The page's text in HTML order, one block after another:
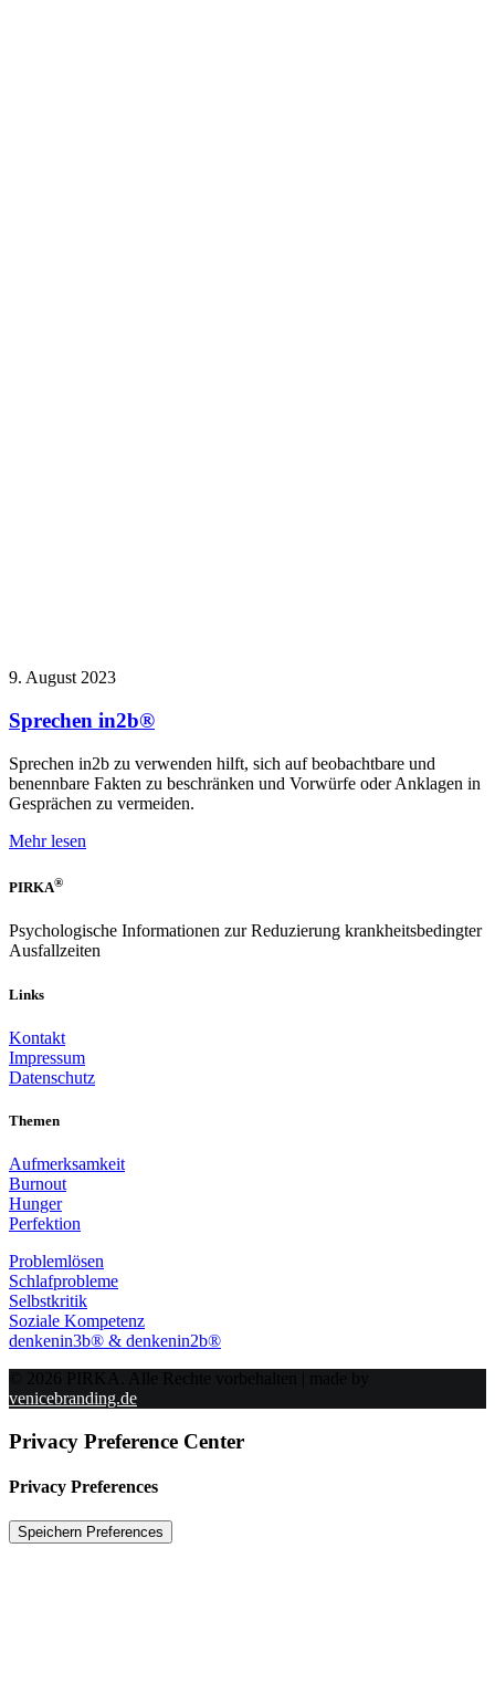
9. August 2023
Sprechen in2b®
Sprechen in2b zu verwenden hilft, sich auf beobachtbare und
benennbare Fakten zu beschränken und Vorwürfe oder Anklagen in
Gesprächen zu vermeiden.
Mehr lesen
PIRKA®
Psychologische Informationen zur Reduzierung krankheitsbedingter
Ausfallzeiten
Links
Kontakt
Impressum
Datenschutz
Themen
Aufmerksamkeit
Burnout
Hunger
Perfektion
Problemlösen
Schlafprobleme
Selbstkritik
Soziale Kompetenz
denkenin3b® & denkenin2b®
© 2026 PIRKA. Alle Rechte vorbehalten | made by
venicebranding.de
Privacy Preference Center
Privacy Preferences